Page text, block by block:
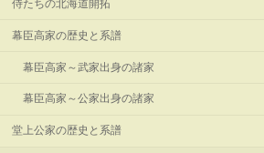
侍たちの北海道開拓
幕臣高家の歴史と系譜
幕臣高家～武家出身の諸家
幕臣高家～公家出身の諸家
堂上公家の歴史と系譜